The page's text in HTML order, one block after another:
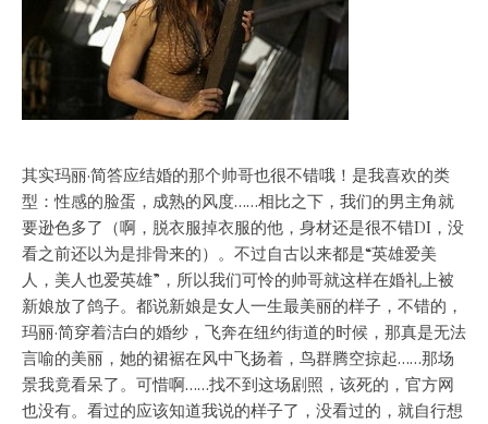
其实玛丽·简答应结婚的那个帅哥也很不错哦！是我喜欢的类
型：性感的脸蛋，成熟的风度……相比之下，我们的男主角就
要逊色多了（啊，脱衣服掉衣服的他，身材还是很不错DI，没
看之前还以为是排骨来的）。不过自古以来都是“英雄爱美
人，美人也爱英雄”，所以我们可怜的帅哥就这样在婚礼上被
新娘放了鸽子。都说新娘是女人一生最美丽的样子，不错的，
玛丽·简穿着洁白的婚纱，飞奔在纽约街道的时候，那真是无法
言喻的美丽，她的裙裾在风中飞扬着，鸟群腾空掠起……那场
景我竟看呆了。可惜啊……找不到这场剧照，该死的，官方网
也没有。看过的应该知道我说的样子了，没看过的，就自行想